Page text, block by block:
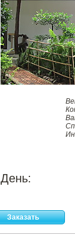
День:
Заказать